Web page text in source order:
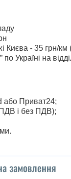
Києва - 35 грн/км
Україні на
або Приват24;
ПДВ і без ПДВ);
замовлення